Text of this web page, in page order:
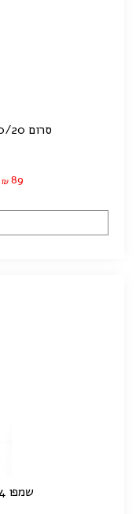
סרום 80/20 פנינים וקראטין | 125 מ"ל
₪ 89
שמפו 04 נגד נשירה | 500 מ"ל